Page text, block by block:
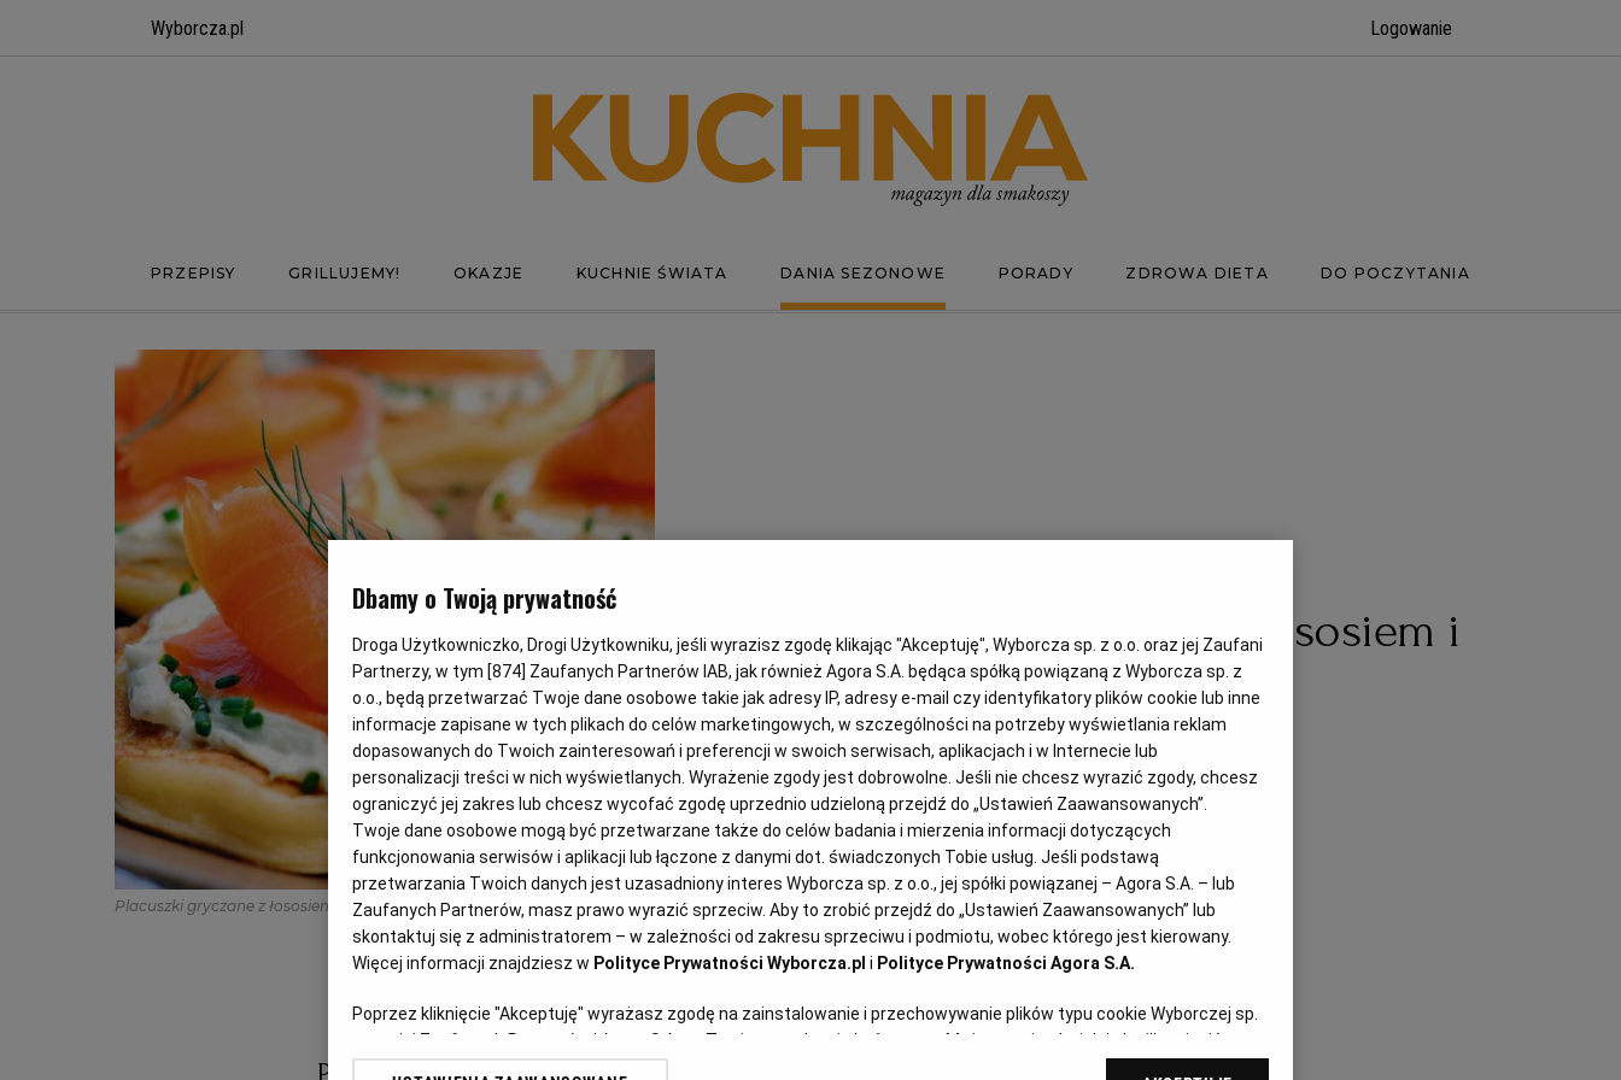
Wyborcza.pl Logowanie
PRZEPISY GRILLUJEMY! OKAZJE KUCHNIE ŚWIATA DANIA SEZONOWE PORADY ZDROWA DIETA DO POCZYTANIA
PLACKI
Placuszki gryczane z łososiem i
twarożkiem
Magazyn Kuchnia 01.01.2019
Placuszki gryczane z łososiem i twarożkiem (shutterstock.com)
Dbamy o Twoją prywatność
Droga Użytkowniczko, Drogi Użytkowniku, jeśli wyrazisz zgodę klikając "Akceptuję", Wyborcza sp. z o.o. oraz jej Zaufani
Partnerzy, w tym [874] Zaufanych Partnerów IAB, jak również Agora S.A. będąca spółką powiązaną z Wyborcza sp. z
o.o., będą przetwarzać Twoje dane osobowe takie jak adresy IP, adresy e-mail czy identyfikatory plików cookie lub inne
informacje zapisane w tych plikach do celów marketingowych, w szczególności na potrzeby wyświetlania reklam
dopasowanych do Twoich zainteresowań i preferencji w swoich serwisach, aplikacjach i w Internecie lub
personalizacji treści w nich wyświetlanych. Wyrażenie zgody jest dobrowolne. Jeśli nie chcesz wyrazić zgody, chcesz
ograniczyć jej zakres lub chcesz wycofać zgodę uprzednio udzieloną przejdź do „Ustawień Zaawansowanych”.
Twoje dane osobowe mogą być przetwarzane także do celów badania i mierzenia informacji dotyczących
funkcjonowania serwisów i aplikacji lub łączone z danymi dot. świadczonych Tobie usług. Jeśli podstawą
przetwarzania Twoich danych jest uzasadniony interes Wyborcza sp. z o.o., jej spółki powiązanej – Agora S.A. – lub
Zaufanych Partnerów, masz prawo wyrazić sprzeciw. Aby to zrobić przejdź do „Ustawień Zaawansowanych” lub
skontaktuj się z administratorem – w zależności od zakresu sprzeciwu i podmiotu, wobec którego jest kierowany.
Więcej informacji znajdziesz w Polityce Prywatności Wyborcza.pl i Polityce Prywatności Agora S.A.
Poprzez kliknięcie "Akceptuję" wyrażasz zgodę na zainstalowanie i przechowywanie plików typu cookie Wyborczej sp.
z o. o. jej Zaufanych Partnerów i Agora S.A. na Twoim urządzeniu końcowym. Możesz też w każdej chwili zmienić
swoje preferencje dot. plików cookie, ponownie wywołując narzędzie do zarządzania Twoimi preferencjami dot.